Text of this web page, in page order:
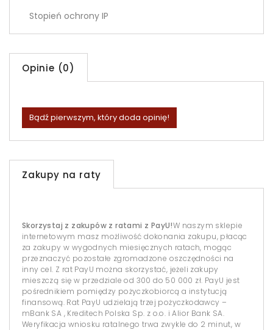
Stopień ochrony IP
Opinie (0)
Bądź pierwszym, który doda opinię!
Zakupy na raty
Skorzystaj z zakupów z ratami z PayU!W naszym sklepie
internetowym masz możliwość dokonania zakupu, płacąc
za zakupy w wygodnych miesięcznych ratach, mogąc
przeznaczyć pozostałe zgromadzone oszczędności na
inny cel. Z rat PayU można skorzystać, jeżeli zakupy
mieszczą się w przedziale od 300 do 50 000 zł. PayU jest
pośrednikiem pomiędzy pożyczkobiorcą a instytucją
finansową. Rat PayU udzielają trzej pożyczkodawcy –
mBank SA , Kreditech Polska Sp. z o.o. i Alior Bank SA.
Weryfikacja wniosku ratalnego trwa zwykle do 2 minut, w